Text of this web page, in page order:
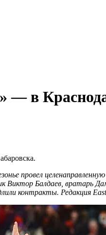
— в
провел
Виктор Балдаев, вратарь
контракты. Редакция